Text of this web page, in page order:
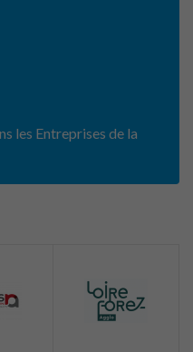
les Entreprises de la